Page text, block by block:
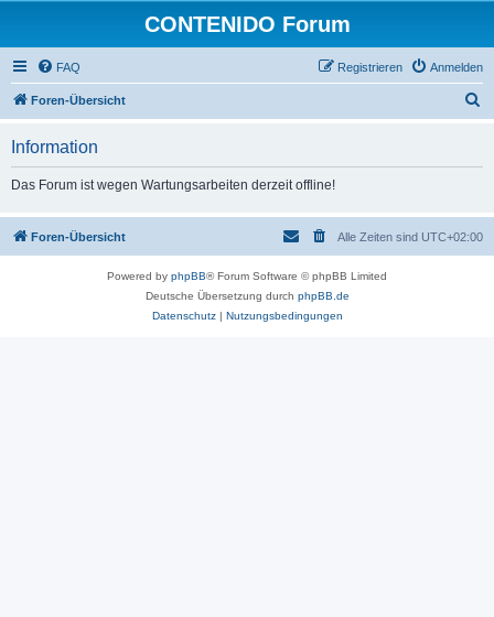
CONTENIDO Forum
FAQ Anmelden
Registrieren
Foren-Übersicht
Information
Das Forum ist wegen Wartungsarbeiten derzeit offline!
Foren-Übersicht Alle Zeiten sind UTC+02:00
Powered by phpBB® Forum Software © phpBB Limited
Deutsche Übersetzung durch phpBB.de
Datenschutz| Nutzungsbedingungen